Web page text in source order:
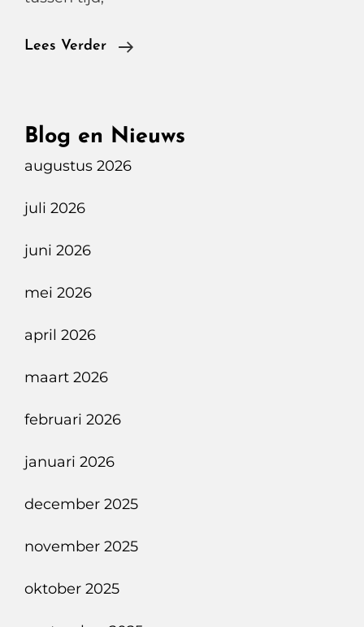
Lees Verder
Mega
Blog en Nieuws
augustus 2026
juli 2026
juni 2026
mei 2026
april 2026
maart 2026
februari 2026
januari 2026
december 2025
november 2025
oktober 2025